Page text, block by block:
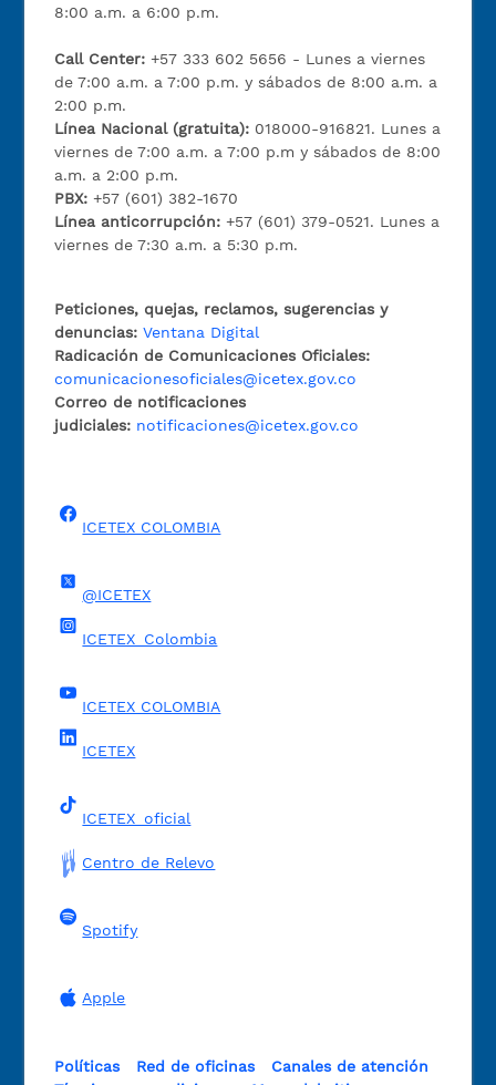
8:00 a.m. a 6:00 p.m.
Call Center:+57 333 602 5656 - Lunes a viernes
de 7:00 a.m. a 7:00 p.m. y sábados de 8:00 a.m. a
2:00 p.m.
Línea Nacional (gratuita): 018000-916821. Lunes a
viernes de 7:00 a.m. a 7:00 p.m y sábados de 8:00
a.m. a 2:00 p.m.
PBX:+57 (601) 382-1670
Línea anticorrupción:+57 (601) 379-0521. Lunes a
viernes de 7:30 a.m. a 5:30 p.m.
Peticiones, quejas, reclamos, sugerencias y
denuncias: Ventana Digital
Radicación de Comunicaciones Oficiales:
comunicacionesoficiales@icetex.gov.co
Correo de notificaciones
judiciales: notificaciones@icetex.gov.co
ICETEX COLOMBIA
@ICETEX
ICETEX_Colombia
ICETEX COLOMBIA
ICETEX
ICETEX_oficial
Centro de Relevo
Spotify
Apple
Políticas Red de oficinas
Canales de atención